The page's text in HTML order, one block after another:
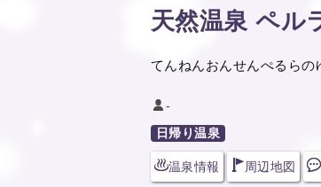
天然温泉 ペル
てんねんおんせんぺるらの
-
日帰り温泉
温泉情報 周辺地図